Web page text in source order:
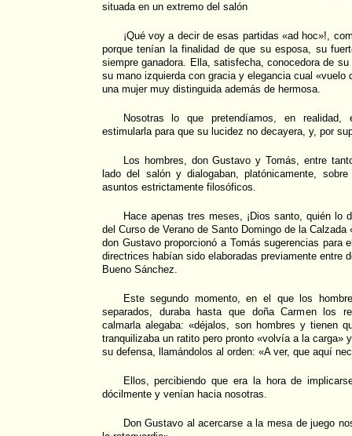
situada en un extremo del salón
¡Qué voy a decir de esas partidas «ad hoc»!,
porque tenían la finalidad de que su esposa, su
siempre ganadora. Ella, satisfecha, conocedora de
su mano izquierda con gracia y elegancia cual «vuelo
una mujer muy distinguida además de hermosa.
Nosotras lo que pretendíamos, en realidad,
estimularla para que su lucidez no decayera, y, por
Los hombres, don Gustavo y Tomás, entre
lado del salón y dialogaban, platónicamente,
asuntos estrictamente filosóficos.
Hace apenas tres meses, ¡Dios santo, quién lo
del Curso de Verano de Santo Domingo de la
don Gustavo proporcionó a Tomás sugerencias para
directrices habían sido elaboradas previamente entre
Bueno Sánchez.
Este segundo momento, en el que los
separados, duraba hasta que doña Carmen los
calmarla alegaba: «déjalos, son hombres y tienen
tranquilizaba un ratito pero pronto «volvía a la carga»
su defensa, llamándolos al orden: «A ver, que aquí
Ellos, percibiendo que era la hora de
dócilmente y venían hacia nosotras.
Don Gustavo al acercarse a la mesa de juego